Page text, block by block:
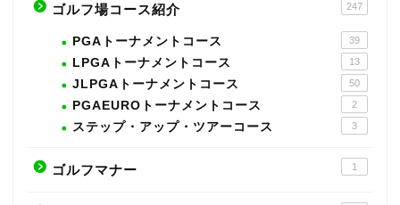
ゴルフ場コース紹介 247
PGAトーナメントコース 39
LPGAトーナメントコース 13
JLPGAトーナメントコース 50
PGAEUROトーナメントコース 2
ステップ・アップ・ツアーコース 3
ゴルフマナー 1